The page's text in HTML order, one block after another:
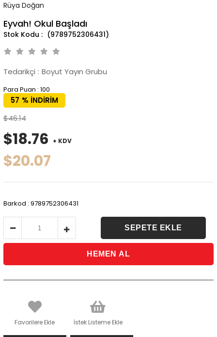
Rüya Doğan
Eyvah! Okul Başladı
(9789752306431)
Tedarikçi : Boyut Yayın Grubu
Para Puan : 100
%
57
İNDIRIM
$46.14
$18.76 + KDV
$20.07
Barkod : 9789752306431
Favorilere Ekle İstek Listeme Ekle